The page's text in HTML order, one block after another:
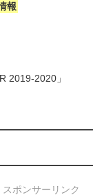
報
2019-2020」
スポンサーリンク